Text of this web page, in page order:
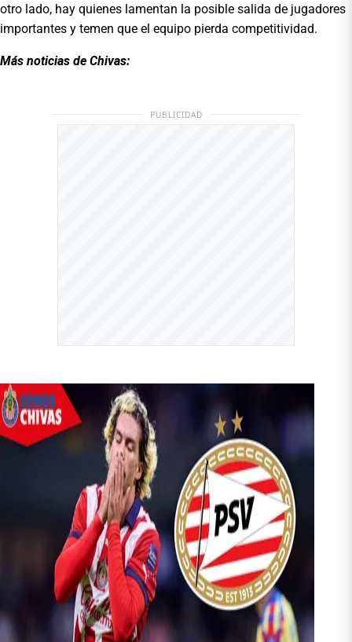
otro lado, hay quienes lamentan la posible salida de jugadores
importantes y temen que el equipo pierda competitividad.
Más noticias de Chivas:
PUBLICIDAD